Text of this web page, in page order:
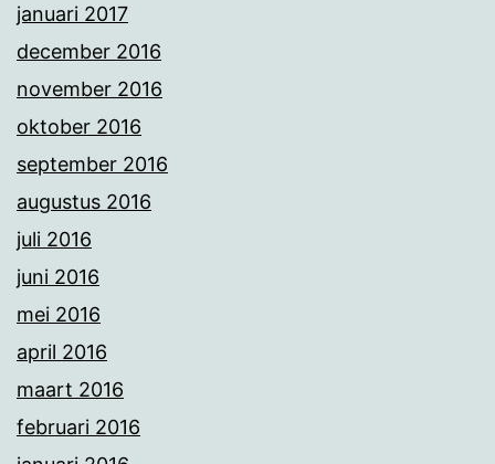
januari 2017
december 2016
november 2016
oktober 2016
september 2016
augustus 2016
juli 2016
juni 2016
mei 2016
april 2016
maart 2016
februari 2016